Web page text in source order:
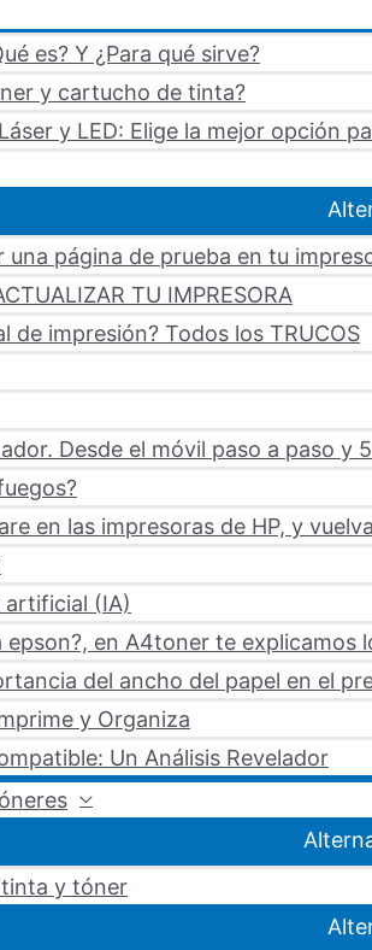
es? Y ¿Para qué sirve?
y cartucho de tinta?
y LED: Elige la mejor opción
una página de prueba en tu
TU IMPRESORA
de impresión? Todos los TRUCOS
Desde el móvil paso a paso y
en las impresoras de HP, y
(IA)
epson?, en A4toner te explicamos
del ancho del papel en el
y Organiza
Un Análisis Revelador
y tóner